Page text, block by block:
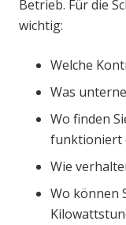
Betrieb. Für die
wichtig:
Welche
Was
Wo finden
funktioniert
Wie
Wo können